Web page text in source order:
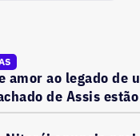
amor ao legado de
de Assis